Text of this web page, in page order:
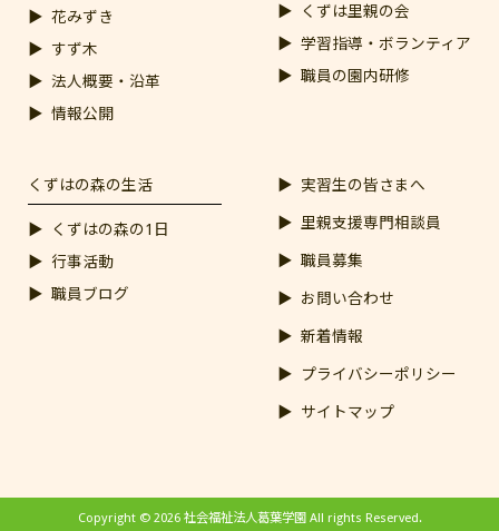
花みずき
すず木
法人概要・沿革
情報公開
くずは里親の会
学習指導・ボランティア
職員の園内研修
くずはの森の生活
くずはの森の1日
行事活動
職員ブログ
実習生の皆さまへ
里親支援専門相談員
職員募集
お問い合わせ
新着情報
プライバシーポリシー
サイトマップ
Copyright © 2026 社会福祉法人葛葉学園 All rights Reserved.